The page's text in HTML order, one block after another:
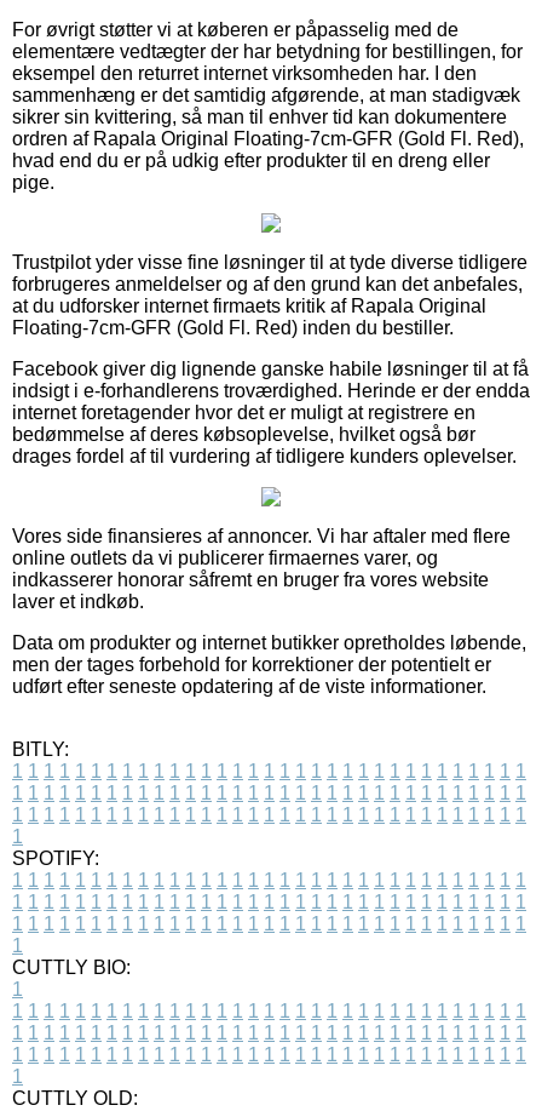
For øvrigt støtter vi at køberen er påpasselig med de
elementære vedtægter der har betydning for bestillingen, for
eksempel den returret internet virksomheden har. I den
sammenhæng er det samtidig afgørende, at man stadigvæk
sikrer sin kvittering, så man til enhver tid kan dokumentere
ordren af Rapala Original Floating-7cm-GFR (Gold Fl. Red),
hvad end du er på udkig efter produkter til en dreng eller
pige.
Trustpilot yder visse fine løsninger til at tyde diverse tidligere
forbrugeres anmeldelser og af den grund kan det anbefales,
at du udforsker internet firmaets kritik af Rapala Original
Floating-7cm-GFR (Gold Fl. Red) inden du bestiller.
Facebook giver dig lignende ganske habile løsninger til at få
indsigt i e-forhandlerens troværdighed. Herinde er der endda
internet foretagender hvor det er muligt at registrere en
bedømmelse af deres købsoplevelse, hvilket også bør
drages fordel af til vurdering af tidligere kunders oplevelser.
Vores side finansieres af annoncer. Vi har aftaler med flere
online outlets da vi publicerer firmaernes varer, og
indkasserer honorar såfremt en bruger fra vores website
laver et indkøb.
Data om produkter og internet butikker opretholdes løbende,
men der tages forbehold for korrektioner der potentielt er
udført efter seneste opdatering af de viste informationer.
BITLY:
1 1 1 1 1 1 1 1 1 1 1 1 1 1 1 1 1 1 1 1 1 1 1 1 1 1 1 1 1 1 1 1 1
1 1 1 1 1 1 1 1 1 1 1 1 1 1 1 1 1 1 1 1 1 1 1 1 1 1 1 1 1 1 1 1 1
1 1 1 1 1 1 1 1 1 1 1 1 1 1 1 1 1 1 1 1 1 1 1 1 1 1 1 1 1 1 1 1 1
1
SPOTIFY:
1 1 1 1 1 1 1 1 1 1 1 1 1 1 1 1 1 1 1 1 1 1 1 1 1 1 1 1 1 1 1 1 1
1 1 1 1 1 1 1 1 1 1 1 1 1 1 1 1 1 1 1 1 1 1 1 1 1 1 1 1 1 1 1 1 1
1 1 1 1 1 1 1 1 1 1 1 1 1 1 1 1 1 1 1 1 1 1 1 1 1 1 1 1 1 1 1 1 1
1
CUTTLY BIO:
1
1 1 1 1 1 1 1 1 1 1 1 1 1 1 1 1 1 1 1 1 1 1 1 1 1 1 1 1 1 1 1 1 1
1 1 1 1 1 1 1 1 1 1 1 1 1 1 1 1 1 1 1 1 1 1 1 1 1 1 1 1 1 1 1 1 1
1 1 1 1 1 1 1 1 1 1 1 1 1 1 1 1 1 1 1 1 1 1 1 1 1 1 1 1 1 1 1 1 1
1
CUTTLY OLD: